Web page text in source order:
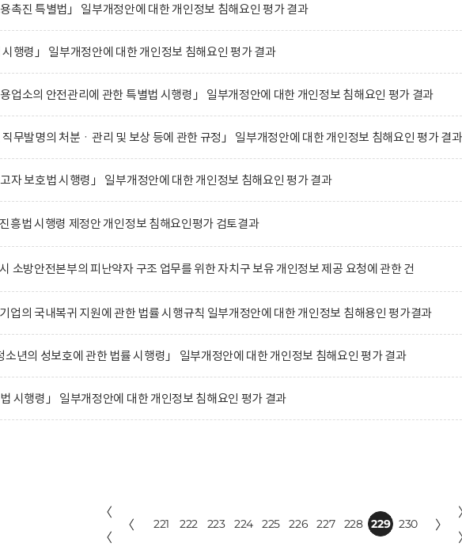
용촉진 특별법」 일부개정안에 대한 개인정보 침해요인 평가 결과
시행령」 일부개정안에 대한 개인정보 침해요인 평가 결과
용업소의 안전관리에 관한 특별법 시행령」 일부개정안에 대한 개인정보 침해요인 평가 결과
직무발명의 처분ㆍ관리 및 보상 등에 관한 규정」 일부개정안에 대한 개인정보 침해요인 평가 결과
고자 보호법 시행령」 일부개정안에 대한 개인정보 침해요인 평가 결과
흥법 시행령 제정안 개인정보 침해요인평가 검토결과
소방안전본부의 피난약자 구조 업무를 위한 자치구 보유 개인정보 제공 요청에 관한 건
업의 국내복귀 지원에 관한 법률 시행규칙 일부개정안에 대한 개인정보 침해용인 평가결과
소년의 성보호에 관한 법률 시행령」 일부개정안에 대한 개인정보 침해요인 평가 결과
법 시행령」 일부개정안에 대한 개인정보 침해요인 평가 결과
〈
〈
〈 221 222 223 224 225 226 227 228 229 230 〉